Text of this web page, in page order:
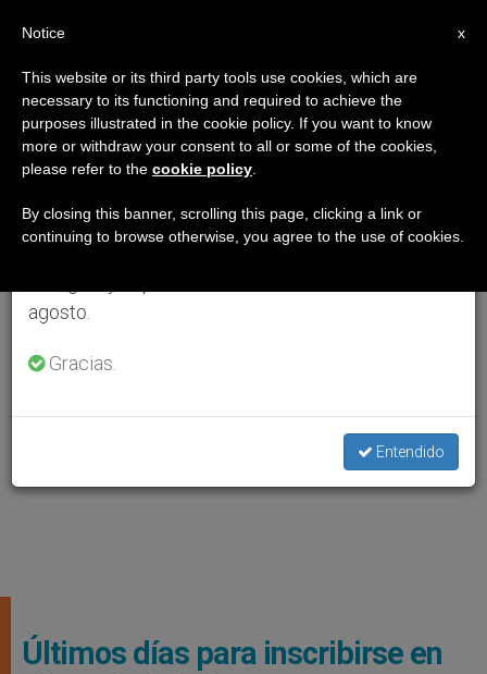
Últimos días para inscribirse en
×
Aviso importante
Del 27 de julio al 7 de agosto haremos la pausa
anual, aprovechando que en el periodo de verano
se generan menos informaciones y también el
agosto.
Gracias.
Entendido
x
Notice
This website or its third party tools use cookies, which are
necessary to its functioning and required to achieve the
purposes illustrated in the cookie policy. If you want to know
more or withdraw your consent to all or some of the cookies,
please refer to the cookie policy
By closing this banner, scrolling this page, clicking a link or
continuing to browse otherwise, you agree to the use of cookies.